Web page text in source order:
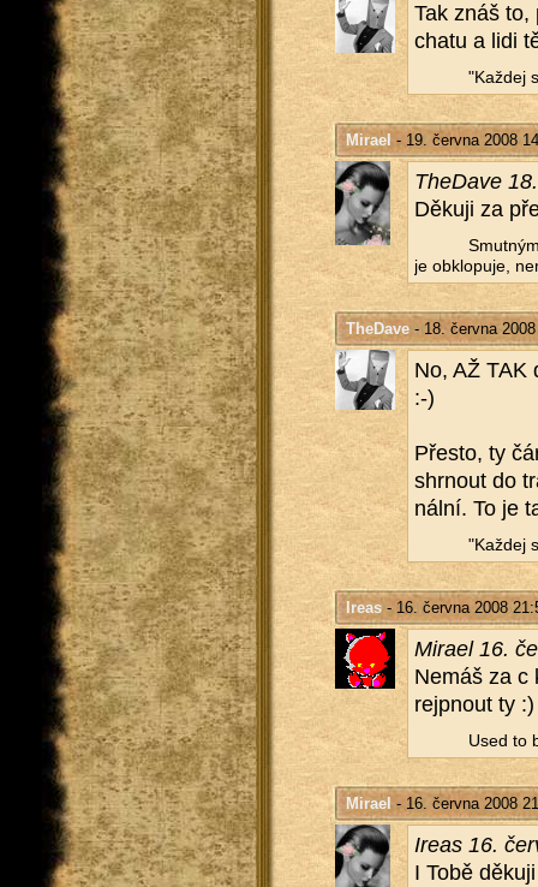
Tak znáš
chatu a lidi
"Kaž­dej
Mirael - 19. června 2008
The­Da­ve
Dě­ku­ji za
je ob­klo­pu­je,
TheDave- 18. června 2008
No, AŽ TAK
:-)
Přes­to, ty
shr­nout do
nál­ní. To je
"Kaž­dej
Ireas- 16. června 2008
Mi­ra­el 16.
Nemáš za c
rejp­nout ty :)
Used to
Mirael - 16. června 2008
Ireas 16.
I Tobě